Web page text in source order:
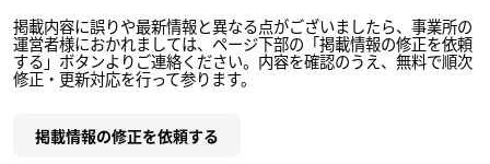
掲載内容に誤りや最新情報と異なる点がございましたら、事業所の
運営者様におかれましては、ページ下部の「掲載情報の修正を依頼
する」ボタンよりご連絡ください。内容を確認のうえ、無料で順次
修正・更新対応を行って参ります。
掲載情報の修正を依頼する